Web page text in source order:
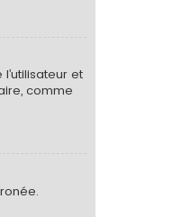
et
comme